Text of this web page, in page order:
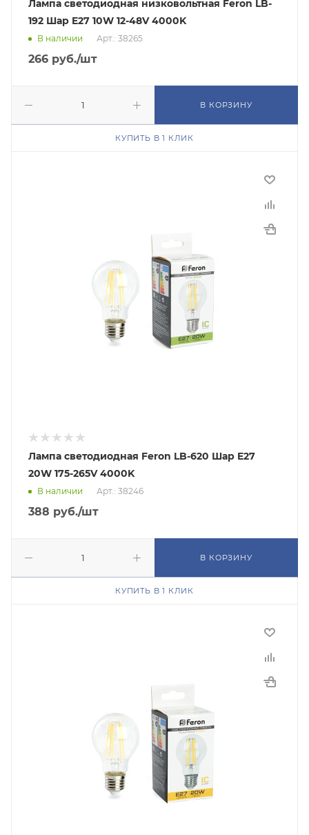
Лампа светодиодная низковольтная Feron LB-
192 Шар E27 10W 12-48V 4000K
В наличии Арт.: 38265
266 руб./шт
В КОРЗИНУ
КУПИТЬ В 1 КЛИК
Лампа светодиодная Feron LB-620 Шар E27
20W 175-265V 4000K
В наличии Арт.: 38246
388 руб./шт
В КОРЗИНУ
КУПИТЬ В 1 КЛИК